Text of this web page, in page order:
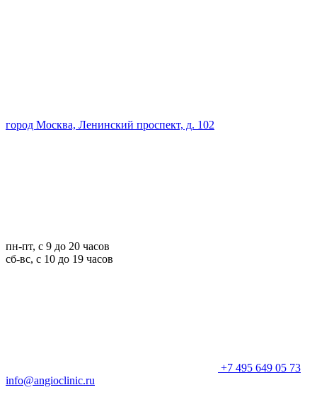
город Москва, Ленинский проспект, д. 102
пн-пт, с 9 до 20 часов
сб-вс, с 10 до 19 часов
+7 495 649 05 73
info@angioclinic.ru